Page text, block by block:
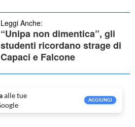
Leggi Anche:
“Unipa non dimentica”, gli
studenti ricordano strage di
Capaci e Falcone
alle tue
AGGIUNGI